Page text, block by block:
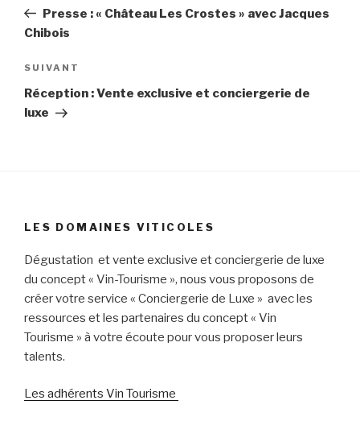
l’article
précédent
Presse : « Château Les Crostes » avec Jacques
Chibois
Article
suivant
SUIVANT
Réception : Vente exclusive et conciergerie de
luxe
LES DOMAINES VITICOLES
Dégustation et vente exclusive et conciergerie de luxe
du concept « Vin-Tourisme », nous vous proposons de
créer votre service « Conciergerie de Luxe » avec les
ressources et les partenaires du concept « Vin
Tourisme » à votre écoute pour vous proposer leurs
talents.
Les adhérents Vin Tourisme